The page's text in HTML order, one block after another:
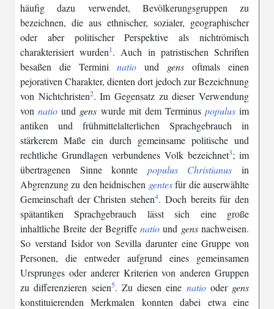
häufig
dazu verwendet, Bevölkerungsgruppen
zu
bezeichnen, die aus ethnischer, sozialer, geographischer
oder
aber politischer Perspektive als
nichtrömisch
charakterisiert wurden1. Auch in patristischen Schriften
besaßen
die Termini natio und gens oftmals
einen
pejorativen Charakter, dienten dortjedoch zurBezeichnung
von Nichtchristen2.Im Gegensatz zu dieser Verwendung
von natio und gens wurde mit dem Terminus populus im
antiken
und frühmittelalterlichen Sprachgebrauch
in
stärkerem Maße ein durch gemeinsame politische und
rechtliche Grundlagen verbundenes Volk bezeichnet3; im
übertragenen
Sinne konnte populus Christianus
in
Abgrenzung zu den heidnischen gentes für die auserwählte
Gemeinschaft der Christen stehen4. Doch bereits für den
spätantiken
Sprachgebrauch lässt sich eine
große
inhaltliche Breite der Begriffe natio und gens nachweisen.
So verstand Isidor von Sevilla darunter eine Gruppe von
Personen, die entweder aufgrund eines
gemeinsamen
Ursprunges oder anderer Kriterien von anderen Gruppen
zu differenzieren seien5. Zu diesen eine natio oder gens
konstituierenden Merkmalen konnten dabei etwa eine